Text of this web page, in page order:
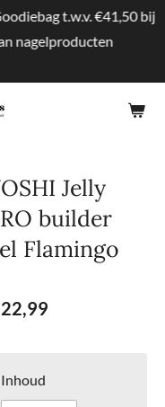
t.w.v. €41,50 bij
nagelproducten
Jelly
builder
Flamingo
Inhoud